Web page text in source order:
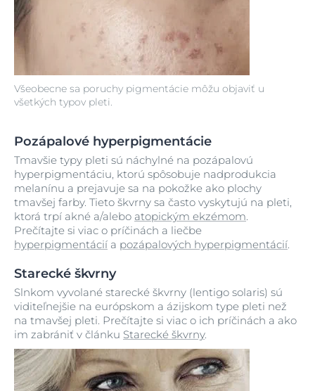
Všeobecne sa poruchy pigmentácie môžu objaviť u
všetkých typov pleti.
Pozápalové hyperpigmentácie
Tmavšie typy pleti sú náchylné na pozápalovú
hyperpigmentáciu, ktorú spôsobuje nadprodukcia
melanínu a prejavuje sa na pokožke ako plochy
tmavšej farby. Tieto škvrny sa často vyskytujú na pleti,
ktorá trpí akné a/alebo atopickým ekzémom
Prečítajte si viac o príčinách a liečbe
hyperpigmentácií a pozápalových hyperpigmentácií
Starecké škvrny
Slnkom vyvolané starecké škvrny (lentigo solaris) sú
viditeľnejšie na európskom a ázijskom type pleti než
na tmavšej pleti. Prečítajte si viac o ich príčinách a ako
im zabrániť v článku Starecké škvrny.